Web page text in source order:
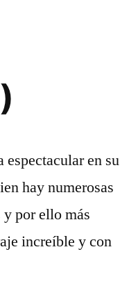
en su
hay numerosas
por ello más
increíble y con